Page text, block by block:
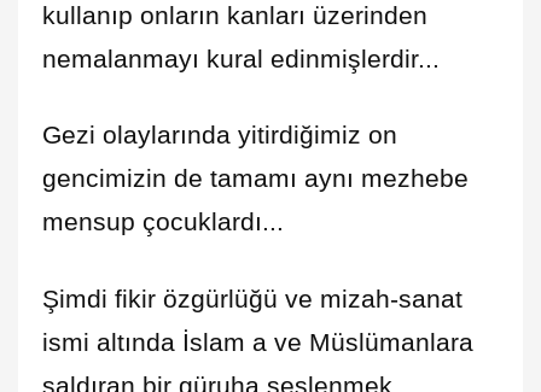
kullanıp onların kanları üzerinden
nemalanmayı kural edinmişlerdir...
Gezi olaylarında yitirdiğimiz on
gencimizin de tamamı aynı mezhebe
mensup çocuklardı...
Şimdi fikir özgürlüğü ve mizah-sanat
ismi altında İslam a ve Müslümanlara
saldıran bir güruha seslenmek